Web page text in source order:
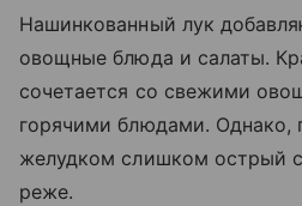
Нашинкованный лук
овощные блюда и салаты.
сочетается со свежими
горячими блюдами. Однако,
желудком слишком острый
реже.